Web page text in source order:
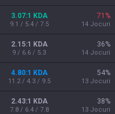
3.07:1 KDA
9.1 / 5.4 / 7.5
71 %
14 Jocuri
2.15:1 KDA
9 / 6.6 / 5.3
36%
14 Jocuri
4.80:1 KDA
11.2 / 4.3 / 9.5
54%
13 Jocuri
2.43:1 KDA
7.8 / 6.4 / 7.8
38%
13 Jocuri